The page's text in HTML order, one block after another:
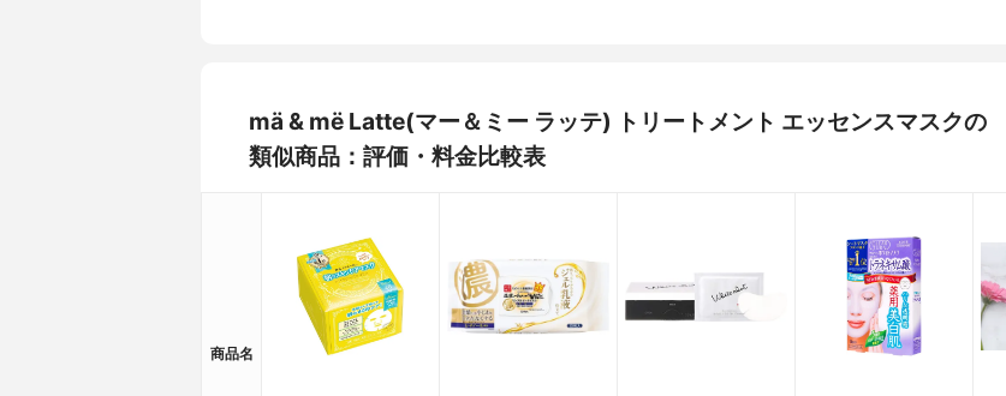
mä & më Latte(マー＆ミー ラッテ) トリートメント エッセンスマスクの
類似商品：評価・料金比較表
商品名